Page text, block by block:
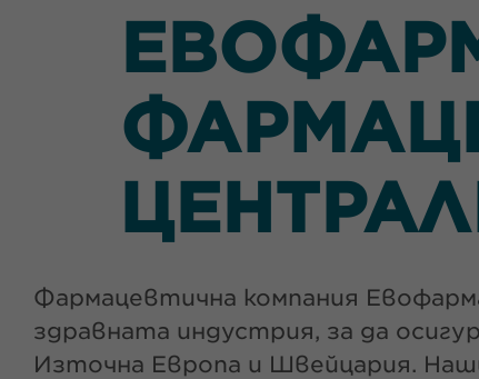
Фармацевтична компания
здравната индустрия, за да
Източна Европа и Швейцария.